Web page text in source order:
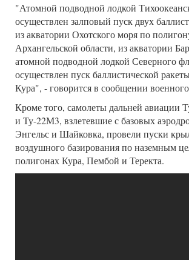
"Атомной подводной лодкой
осуществлен залповый пуск двух
из акватории Охотского моря по
Архангельской области, из акватории
атомной подводной лодкой Северного
осуществлен пуск баллистической
Кура", - говорится в сообщении
Кроме того, самолеты дальней авиации
и Ту-22М3, взлетевшие с базовых
Энгельс и Шайковка, провели пуски
воздушного базирования по наземным
полигонах Кура, Пембой и Теректа.